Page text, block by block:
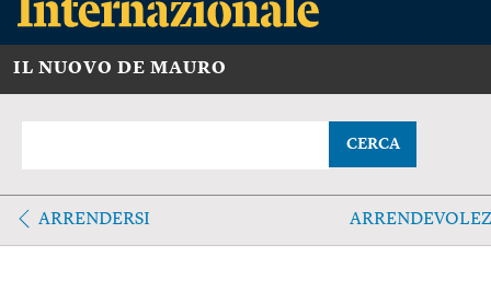
IL NUOVO DE MAURO
CERCA
ARRENDERSI